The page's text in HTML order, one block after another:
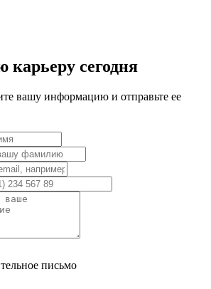
карьеру сегодня
вашу информацию и отправьте ее
письмо